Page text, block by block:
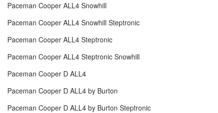
Paceman Cooper ALL4 Snowhill
Paceman Cooper ALL4 Snowhill Steptronic
Paceman Cooper ALL4 Steptronic
Paceman Cooper ALL4 Steptronic Snowhill
Paceman Cooper D ALL4
Paceman Cooper D ALL4 by Burton
Paceman Cooper D ALL4 by Burton Steptronic